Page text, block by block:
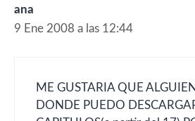
ana
9 Ene 2008 a las 12:44
ME GUSTARIA QUE
DONDE PUEDO